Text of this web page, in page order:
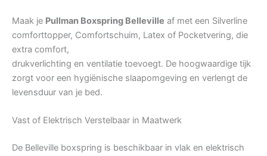
Maak je Pullman Boxspring Belleville af met een Silverline
comforttopper, Comfortschuim, Latex of Pocketvering, die
extra comfort,
drukverlichting en ventilatie toevoegt. De hoogwaardige tijk
zorgt voor een hygiënische slaapomgeving en verlengt de
levensduur van je bed.
Vast of Elektrisch Verstelbaar in Maatwerk
De Belleville boxspring is beschikbaar in vlak en elektrisch